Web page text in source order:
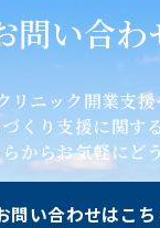
問い合わ
リニック開業支援
くり支援に関す
からお気軽にどう
問い合わせはこち